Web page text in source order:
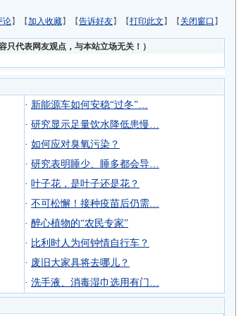
论】【加入收藏】【告诉好友】【打印此文 】【 关闭窗口 】
只代表网友观点，与本站立场无关！）
· 新能源车如何安稳“过冬”…
· 研究显示足量饮水降低患慢…
· 如何应对臭氧污染？
· 研究表明睡少、睡多都会导…
· 叶子花，是叶子还是花？
· 不可松懈！接种疫苗后仍需…
· 醉心植物的“农民专家”
· 比利时人为何钟情自行车？
· 废旧大家具将去哪儿？
· 洗手液、消毒湿巾选用有门…